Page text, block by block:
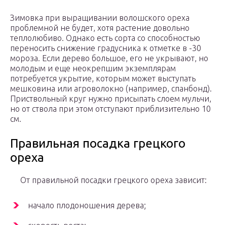
Зимовка при выращивании волошского ореха
проблемной не будет, хотя растение довольно
теплолюбиво. Однако есть сорта со способностью
переносить снижение градусника к отметке в -30
мороза. Если дерево большое, его не укрывают, но
молодым и еще неокрепшим экземплярам
потребуется укрытие, которым может выступать
мешковина или агроволокно (например, спанбонд).
Приствольный круг нужно присыпать слоем мульчи,
но от ствола при этом отступают приблизительно 10
см.
Правильная посадка грецкого
ореха
От правильной посадки грецкого ореха зависит:
начало плодоношения дерева;